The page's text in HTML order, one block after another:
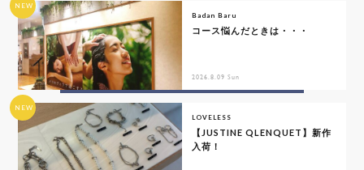
NEW
Badan Baru
コース悩んだときは・・・
2026.8.09 Sun
NEW
LOVELESS
【JUSTINE QLENQUET】新作
入荷！